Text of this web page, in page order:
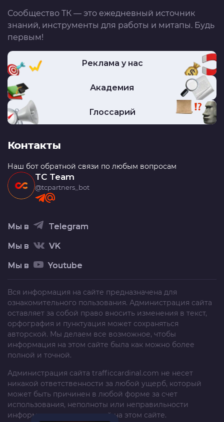
Сообщество ТК — это ежедневный источник
знаний, инструменты для работы и митапы. Будь
первым!
Реклама у нас
Академия
Глоссарий
Контакты
Наш бот обратной связи по любым вопросам
TC Team
@tcpartners_bot
Мы в Telegram
Мы в VK
Мы в Youtube
Вся информация на сайте предназначена для
ознакомительного пользования. Администрация сайта
оставляет за собой право вносить изменения в текст,
орфография и пунктуация может сохраняться
авторской. Мы делаем все возможное, чтобы
информация на этом сайте была как можно более
полной и точной.
Администрация сайта trafficcardinal.com не несет
никакой ответственности за любой ущерб, который
может быть причинен в любой форме за счет
использования, неполноты или неправильности
информации, размещенной на этом сайте.